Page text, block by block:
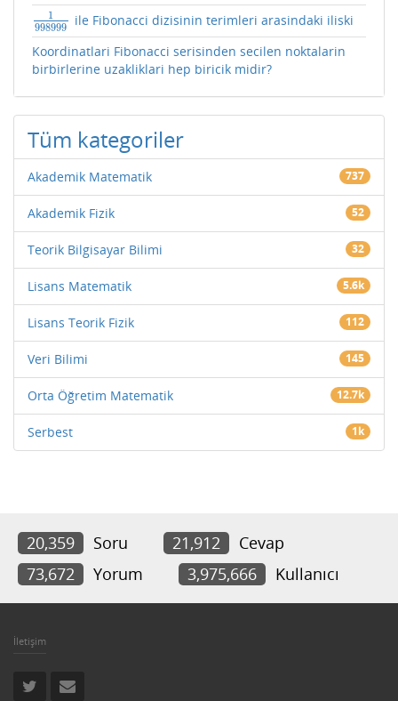
1
998999
1998999ile Fibonacci dizisinin terimleri arasindaki iliski
Koordinatlari Fibonacci serisinden secilen noktalarin
birbirlerine uzakliklari hep biricik midir?
Tüm kategoriler
Akademik Matematik 737
Akademik Fizik 52
Teorik Bilgisayar Bilimi 32
Lisans Matematik 5.6k
Lisans Teorik Fizik 112
Veri Bilimi 145
Orta Öğretim Matematik 12.7k
Serbest 1k
20,359 Soru 21,912
Cevap
73,672
Yorum 3,975,666 Kullanıcı
İletişim